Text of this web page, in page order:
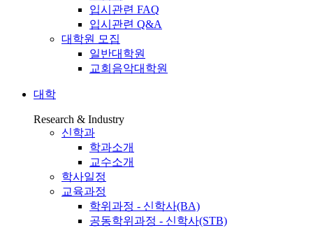
입시관련 FAQ
입시관련 Q&A
대학원 모집
일반대학원
교회음악대학원
대학
Research & Industry
신학과
학과소개
교수소개
학사일정
교육과정
학위과정 - 신학사(BA)
공동학위과정 - 신학사(STB)